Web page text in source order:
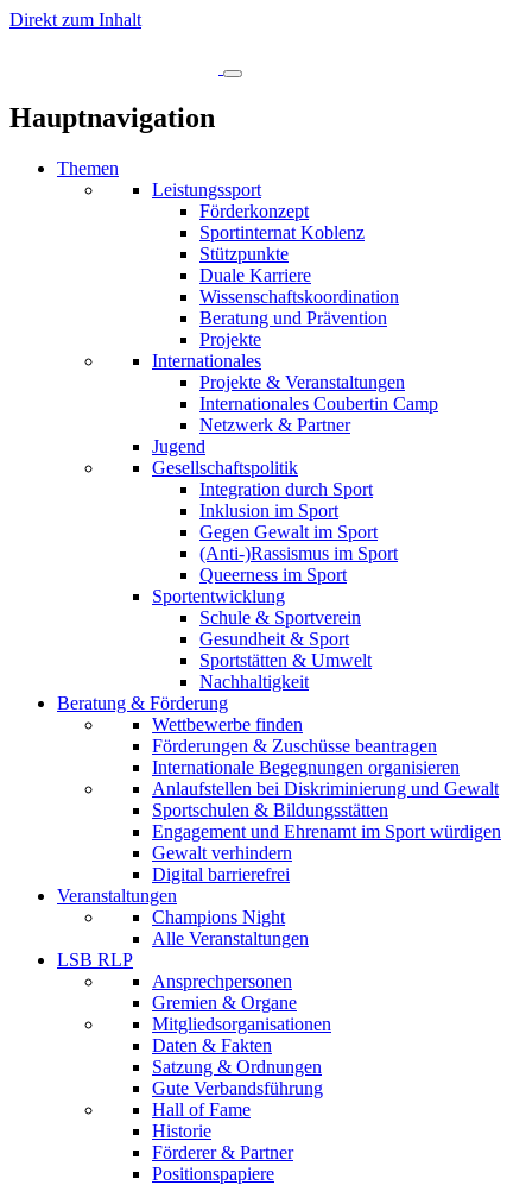
Direkt zum Inhalt
Hauptnavigation
Themen
Leistungssport
Förderkonzept
Sportinternat Koblenz
Stützpunkte
Duale Karriere
Wissenschaftskoordination
Beratung und Prävention
Projekte
Internationales
Projekte & Veranstaltungen
Internationales Coubertin Camp
Netzwerk & Partner
Jugend
Gesellschaftspolitik
Integration durch Sport
Inklusion im Sport
Gegen Gewalt im Sport
(Anti-)Rassismus im Sport
Queerness im Sport
Sportentwicklung
Schule & Sportverein
Gesundheit & Sport
Sportstätten & Umwelt
Nachhaltigkeit
Beratung & Förderung
Wettbewerbe finden
Förderungen & Zuschüsse beantragen
Internationale Begegnungen organisieren
Anlaufstellen bei Diskriminierung und Gewalt
Sportschulen & Bildungsstätten
Engagement und Ehrenamt im Sport würdigen
Gewalt verhindern
Digital barrierefrei
Veranstaltungen
Champions Night
Alle Veranstaltungen
LSB RLP
Ansprechpersonen
Gremien & Organe
Mitgliedsorganisationen
Daten & Fakten
Satzung & Ordnungen
Gute Verbandsführung
Hall of Fame
Historie
Förderer & Partner
Positionspapiere